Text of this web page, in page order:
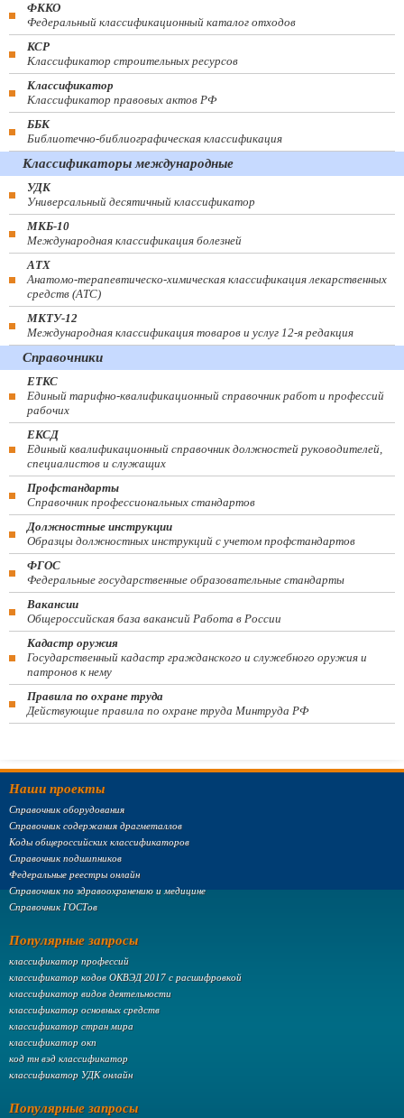
ФККО
Федеральный классификационный каталог отходов
КСР
Классификатор строительных ресурсов
Классификатор
Классификатор правовых актов РФ
ББК
Библиотечно-библиографическая классификация
Классификаторы международные
УДК
Универсальный десятичный классификатор
МКБ-10
Международная классификация болезней
АТХ
Анатомо-терапевтическо-химическая классификация лекарственных
средств (ATC)
МКТУ-12
Международная классификация товаров и услуг 12-я редакция
Справочники
ЕТКС
Единый тарифно-квалификационный справочник работ и профессий
рабочих
ЕКСД
Единый квалификационный справочник должностей руководителей,
специалистов и служащих
Профстандарты
Справочник профессиональных стандартов
Должностные инструкции
Образцы должностных инструкций с учетом профстандартов
ФГОС
Федеральные государственные образовательные стандарты
Вакансии
Общероссийская база вакансий Работа в России
Кадастр оружия
Государственный кадастр гражданского и служебного оружия и
патронов к нему
Правила по охране труда
Действующие правила по охране труда Минтруда РФ
Наши проекты
Справочник оборудования
Справочник содержания драгметаллов
Коды общероссийских классификаторов
Справочник подшипников
Федеральные реестры онлайн
Справочник по здравоохранению и медицине
Справочник ГОСТов
Популярные запросы
классификатор профессий
классификатор кодов ОКВЭД 2017 с расшифровкой
классификатор видов деятельности
классификатор основных средств
классификатор стран мира
классификатор окп
код тн вэд классификатор
классификатор УДК онлайн
Популярные запросы